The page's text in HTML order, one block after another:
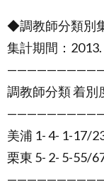
◆調教師分類別
集計期間：2013.
調教師分類 着別
美浦 1- 4- 1-17/
栗東 5- 2- 5-55/